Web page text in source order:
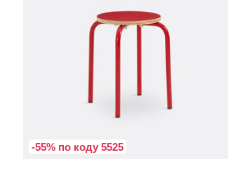
-55% по коду 5525